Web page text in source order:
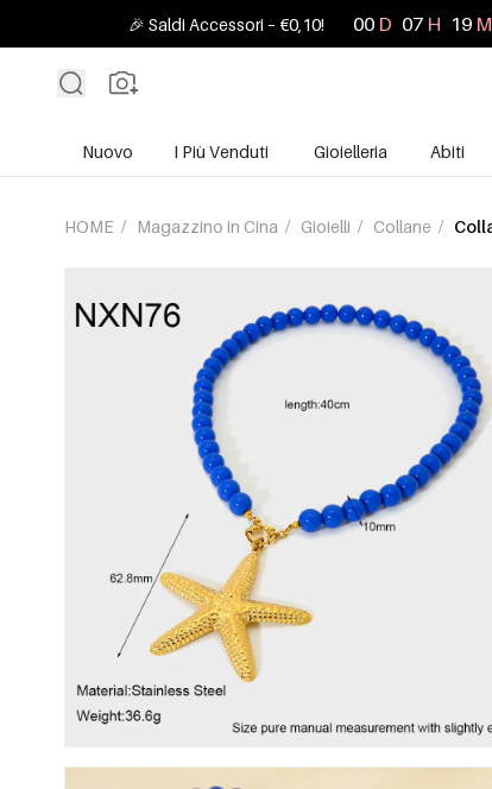
🎉 Saldi Accessori – €0,10! 00 D 07 H 19 M
Nuovo I Più Venduti Gioielleria Abiti
HOME / Magazzino in Cina / Gioielli / Collane /